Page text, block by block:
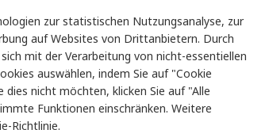
zur statistischen Nutzungsanalyse, zur
auf Websites von Drittanbietern. Durch
mit der Verarbeitung von nicht-essentiellen
auswählen, indem Sie auf "Cookie
dies nicht möchten, klicken Sie auf "Alle
Funktionen einschränken. Weitere
Richtlinie.